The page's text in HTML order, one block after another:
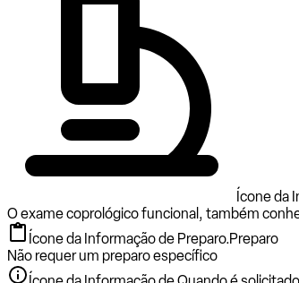
Ícone da
O exame coprológico funcional, também
Ícone da Informação de Preparo.Preparo
Não requer um preparo específico